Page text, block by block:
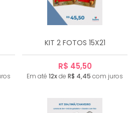
KIT 2 FOTOS 15X21
R$ 45,50
Em até 12xde R$ 4,45 com juros